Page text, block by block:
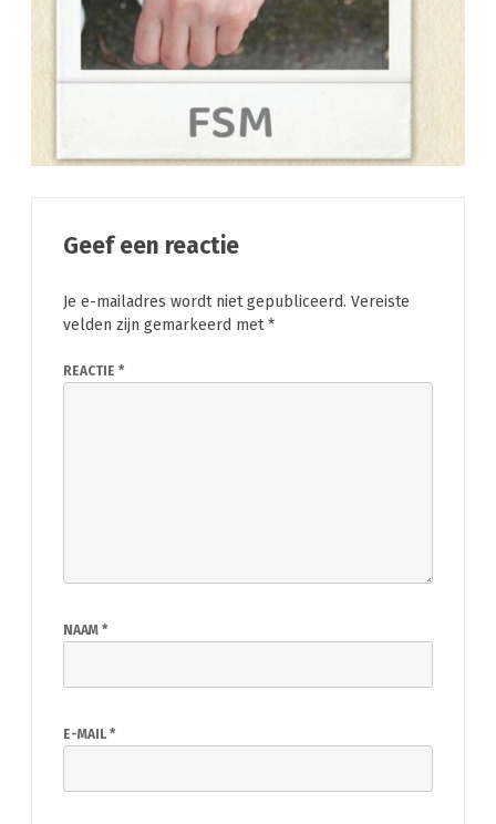
Geef een reactie
Je e-mailadres wordt niet gepubliceerd. Vereiste
velden zijn gemarkeerd met*
REACTIE *
NAAM *
E-MAIL *